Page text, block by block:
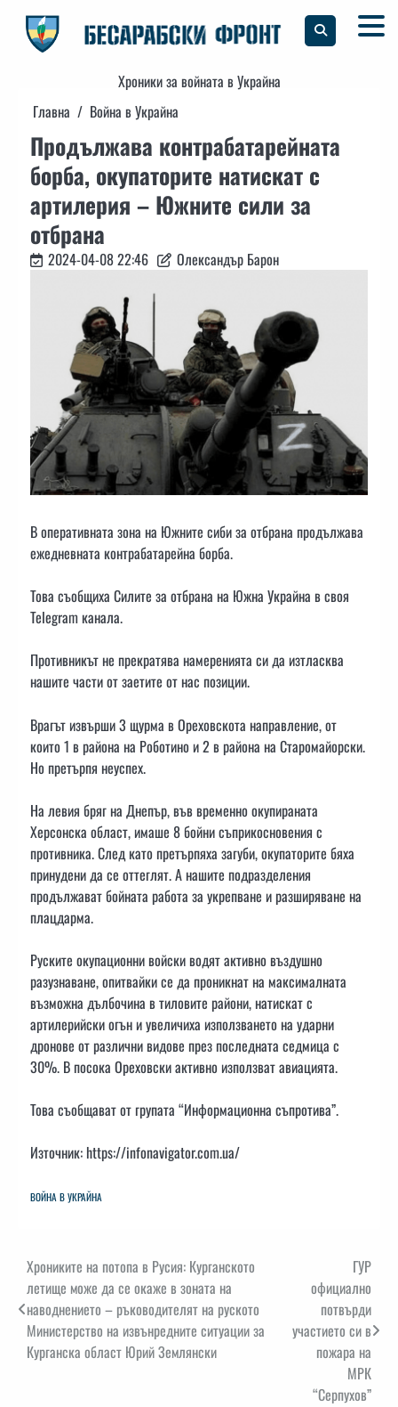
content
Хроники за войната в Украйна
Главна
Война в Украйна
Продължава контрабатарейната
борба, окупаторите натискат с
артилерия – Южните сили за
отбрана
2024-04-08 22:46 Олександър Барон
В оперативната зона на Южните сиби за отбрана продължава
ежедневната контрабатарейна борба.
Това съобщиха Силите за отбрана на Южна Украйна в своя
Telegram канала.
Противникът не прекратява намеренията си да изтласква
нашите части от заетите от нас позиции.
Врагът извърши 3 щурма в Ореховскота направление, от
които 1 в района на Роботино и 2 в района на Старомайорски.
Но претърпя неуспех.
На левия бряг на Днепър, във временно окупираната
Херсонска област, имаше 8 бойни съприкосновения с
противника. След като претърпяха загуби, окупаторите бяха
принудени да се оттеглят. А нашите подразделения
продължават бойната работа за укрепване и разширяване на
плацдарма.
Руските окупационни войски водят активно въздушно
разузнаване, опитвайки се да проникнат на максималната
възможна дълбочина в тиловите райони, натискат с
артилерийски огън и увеличиха използването на ударни
дронове от различни видове през последната седмица с
30%. В посока Ореховски активно използват авиацията.
Това съобщават от групата “Информационна съпротива”.
Източник: https://infonavigator.com.ua/
ВОЙНА В УКРАЙНА
Навигация
Хрониките на потопа в Русия: Курганското
летище може да се окаже в зоната на
наводнението – ръководителят на руското
Министерство на извънредните ситуации за
Курганска област Юрий Землянски
ГУР
официално
потвърди
участието си в
пожара на
МРК
“Серпухов”